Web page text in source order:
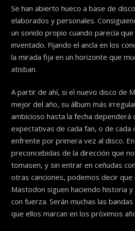
Se han abierto hueco a base de
elaborados y personales.
un sonido propio cuando parecía
inventado. Fijando el ancla en los
la mirada fija en un horizonte que
atisban.
A partir de ahí, si el nuevo disco de
mejor del año, su álbum más
ambicioso hasta la fecha dependerá
expectativas de cada fan, o de cada
enfrente por primera vez al disco.
preconcebidas de la dirección que
tomasen, y sin entrar en ceñudas
otras canciones, podemos decir que
Mastodon siguen haciendo historia
con fuerza. Serán muchas las
que ellos marcan en los próximos